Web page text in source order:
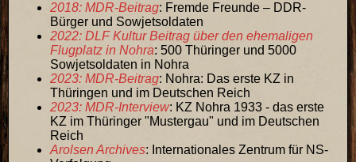
2018: MDR-Beitrag: Fremde Freunde – DDR-
Bürger und Sowjetsoldaten
2022: DLF Kultur Beitrag über den ehemaligen
Flugplatz in Nohra: 500 Thüringer und 5000
Sowjetsoldaten in Nohra
2023: MDR-Beitrag: Nohra: Das erste KZ in
Thüringen und im Deutschen Reich
2023: MDR-Interview: KZ Nohra 1933 - das erste
KZ im Thüringer "Mustergau" und im Deutschen
Reich
Arolsen Archives: Internationales Zentrum für NS-